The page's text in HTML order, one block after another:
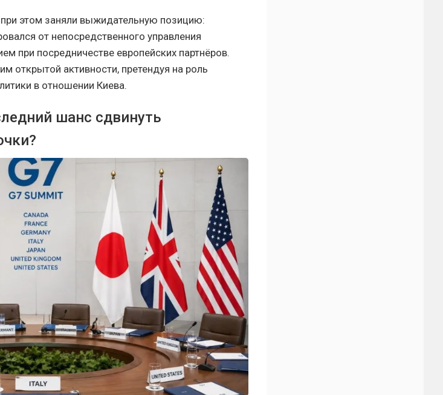
этом заняли выжидательную позицию:
от непосредственного управления
при посредничестве европейских партнёров.
открытой активности, претендуя на роль
в отношении Киева.
шанс сдвинуть